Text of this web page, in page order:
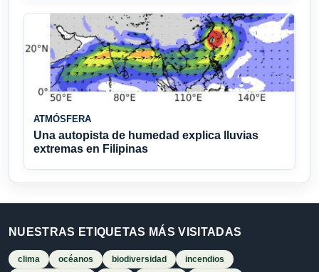
ATMÓSFERA
Una autopista de humedad explica lluvias
extremas en Filipinas
NUESTRAS ETIQUETAS MÁS VISITADAS
clima océanos biodiversidad
incendios